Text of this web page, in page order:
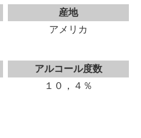
産地
アメリカ
アルコール度数
１０，４％